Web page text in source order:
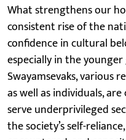
What strengthens our
consistent rise of the
confidence in cultural
especially in the
Swayamsevaks, various
as well as individuals,
serve underprivileged
the society’s self-